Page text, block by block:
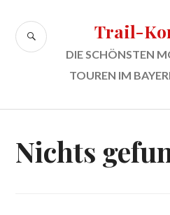
Inhalt
springen
Trail-
DIE SCHÖNSTEN
TOUREN IM
SUCHE
Nichts